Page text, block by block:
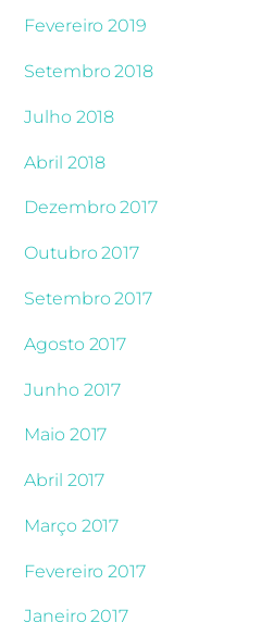
Fevereiro 2019
Setembro 2018
Julho 2018
Abril 2018
Dezembro 2017
Outubro 2017
Setembro 2017
Agosto 2017
Junho 2017
Maio 2017
Abril 2017
Março 2017
Fevereiro 2017
Janeiro 2017